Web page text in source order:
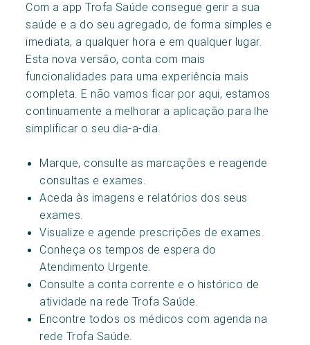
Com a app Trofa Saúde consegue gerir a sua
saúde e a do seu agregado, de forma simples e
imediata, a qualquer hora e em qualquer lugar.
Esta nova versão, conta com mais
funcionalidades para uma experiência mais
completa. E não vamos ficar por aqui, estamos
continuamente a melhorar a aplicação para lhe
simplificar o seu dia-a-dia.
Marque, consulte as marcações e reagende
consultas e exames.
Aceda às imagens e relatórios dos seus
exames.
Visualize e agende prescrições de exames.
Conheça os tempos de espera do
Atendimento Urgente.
Consulte a conta corrente e o histórico de
atividade na rede Trofa Saúde.
Encontre todos os médicos com agenda na
rede Trofa Saúde.